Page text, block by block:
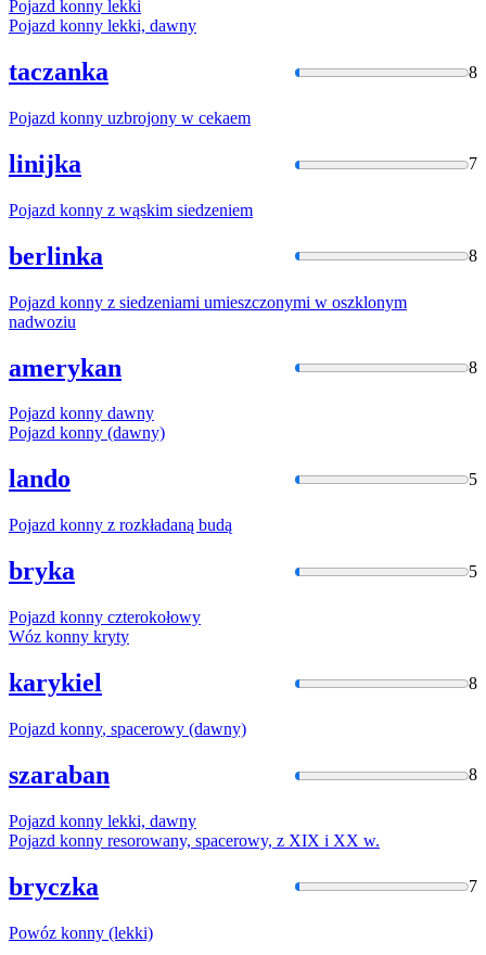
Pojazd konny lekki
Pojazd konny lekki, dawny
taczanka 8
Pojazd konny uzbrojony w cekaem
linijka 7
Pojazd konny z wąskim siedzeniem
berlinka 8
Pojazd konny z siedzeniami umieszczonymi w oszklonym
nadwoziu
amerykan 8
Pojazd konny dawny
Pojazd konny (dawny)
lando 5
Pojazd konny z rozkładaną budą
bryka 5
Pojazd konny czterokołowy
Wóz konny kryty
karykiel 8
Pojazd konny, spacerowy (dawny)
szaraban 8
Pojazd konny lekki, dawny
Pojazd konny resorowany, spacerowy, z XIX i XX w.
bryczka 7
Powóz konny (lekki)